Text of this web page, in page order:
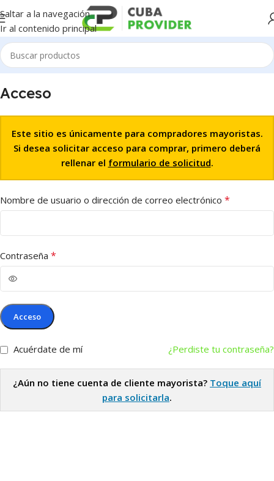
Saltar a la navegación
Ir al contenido principal
Acceso
Este sitio es únicamente para compradores mayoristas.
Si desea solicitar acceso para comprar, primero deberá
rellenar el formulario de solicitud.
Nombre de usuario o dirección de correo electrónico *
Contraseña *
Acceso
¿Perdiste tu contraseña?
Acuérdate de mí
¿Aún no tiene cuenta de cliente mayorista? Toque aquí
para solicitarla.